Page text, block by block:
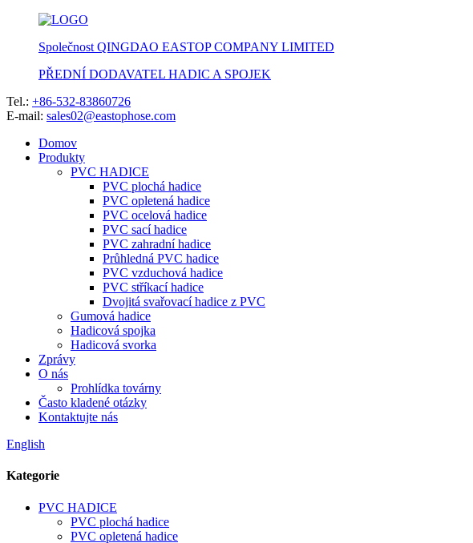
Společnost QINGDAO EASTOP COMPANY LIMITED
PŘEDNÍ DODAVATEL HADIC A SPOJEK
Tel.: +86-532-83860726
E-mail: sales02@eastophose.com
Domov
Produkty
PVC HADICE
PVC plochá hadice
PVC opletená hadice
PVC ocelová hadice
PVC sací hadice
PVC zahradní hadice
Průhledná PVC hadice
PVC vzduchová hadice
PVC stříkací hadice
Dvojitá svařovací hadice z PVC
Gumová hadice
Hadicová spojka
Hadicová svorka
Zprávy
O nás
Prohlídka továrny
Často kladené otázky
Kontaktujte nás
English
Kategorie
PVC HADICE
PVC plochá hadice
PVC opletená hadice